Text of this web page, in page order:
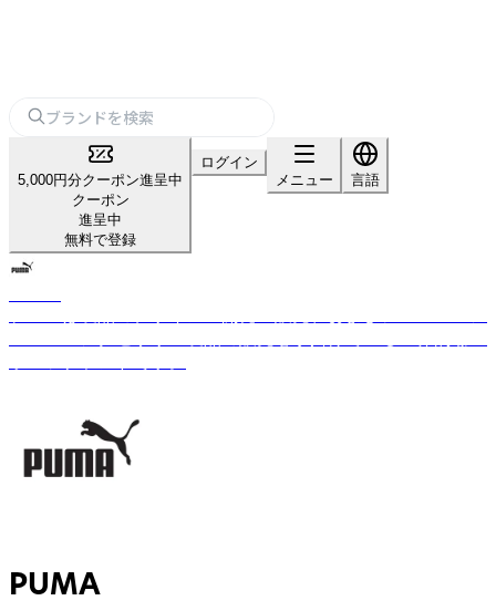
5,000円分クーポン進呈中
クーポン
進呈中
無料で登録
ログイン
メニュー
言語
PUMA